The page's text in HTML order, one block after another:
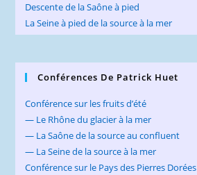
Descente de la Saône à pied
La Seine à pied de la source à la mer
Conférences De Patrick Huet
Conférence sur les fruits d’été
— Le Rhône du glacier à la mer
— La Saône de la source au confluent
— La Seine de la source à la mer
Conférence sur le Pays des Pierres Dorées